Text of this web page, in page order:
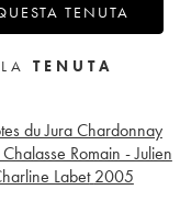
TENUTA
TENUTA
du Jura Chardonnay
Chalasse Romain - Julien
Labet 2005